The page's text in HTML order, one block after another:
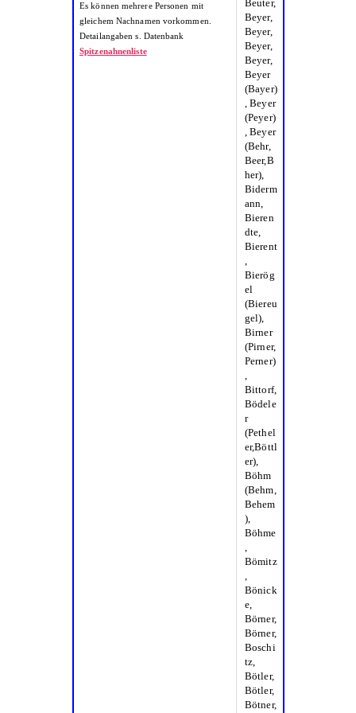
Es können mehrere Personen mit
gleichem Nachnamen vorkommen.
Detailangaben s. Datenbank
Spitzenahnenliste